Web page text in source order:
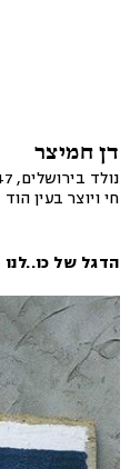
דן חמיצר
נולד בירושלים, 1947
חי ויוצר בעין הוד
הדגל של כו..לנו